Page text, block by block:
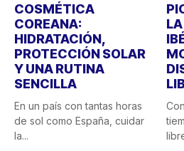
COSMÉTICA
COREANA:
HIDRATACIÓN,
PROTECCIÓN SOLAR
Y UNA RUTINA
SENCILLA
En un país con tantas horas
de sol como España, cuidar
la...